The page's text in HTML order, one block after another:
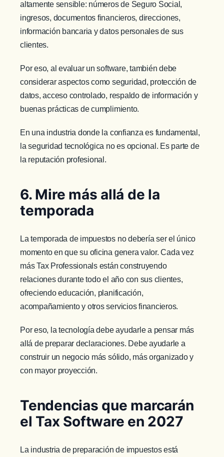
altamente sensible: números de Seguro Social,
ingresos, documentos financieros, direcciones,
información bancaria y datos personales de sus
clientes.
Por eso, al evaluar un software, también debe
considerar aspectos como seguridad, protección de
datos, acceso controlado, respaldo de información y
buenas prácticas de cumplimiento.
En una industria donde la confianza es fundamental,
la seguridad tecnológica no es opcional. Es parte de
la reputación profesional.
6. Mire más allá de la
temporada
La temporada de impuestos no debería ser el único
momento en que su oficina genera valor. Cada vez
más Tax Professionals están construyendo
relaciones durante todo el año con sus clientes,
ofreciendo educación, planificación,
acompañamiento y otros servicios financieros.
Por eso, la tecnología debe ayudarle a pensar más
allá de preparar declaraciones. Debe ayudarle a
construir un negocio más sólido, más organizado y
con mayor proyección.
Tendencias que marcarán
el Tax Software en 2027
La industria de preparación de impuestos está